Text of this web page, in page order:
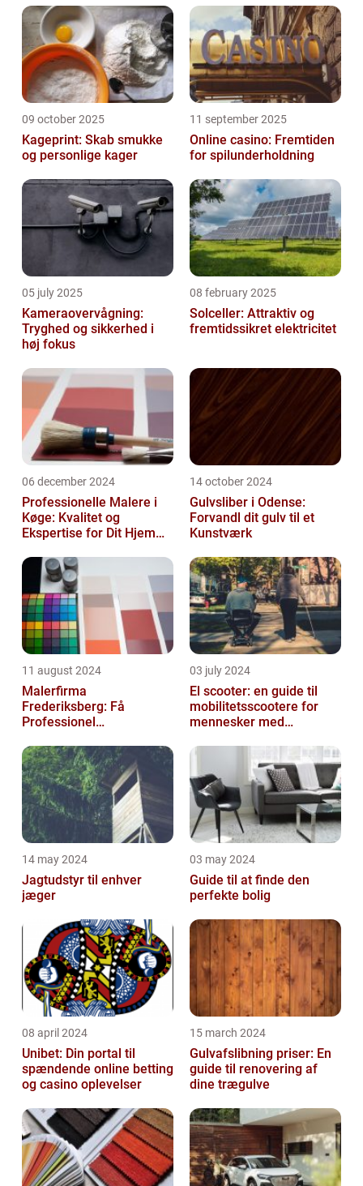
09 october 2025
Kageprint: Skab smukke
og personlige kager
11 september 2025
Online casino: Fremtiden
for spilunderholdning
05 july 2025
Kameraovervågning:
Tryghed og sikkerhed i
høj fokus
08 february 2025
Solceller: Attraktiv og
fremtidssikret elektricitet
06 december 2024
Professionelle Malere i
Køge: Kvalitet og
Ekspertise for Dit Hjem
14 october 2024
Gulvsliber i Odense:
Forvandl dit gulv til et
Kunstværk
11 august 2024
Malerfirma
Frederiksberg: Få
Professionel
eller virksomhed
03 july 2024
El scooter: en guide til
mobilitetsscootere for
mennesker med
14 may 2024
Jagtudstyr til enhver
jæger
03 may 2024
Guide til at finde den
perfekte bolig
08 april 2024
Unibet: Din portal til
spændende online betting
og casino oplevelser
15 march 2024
Gulvafslibning priser: En
guide til renovering af
dine trægulve